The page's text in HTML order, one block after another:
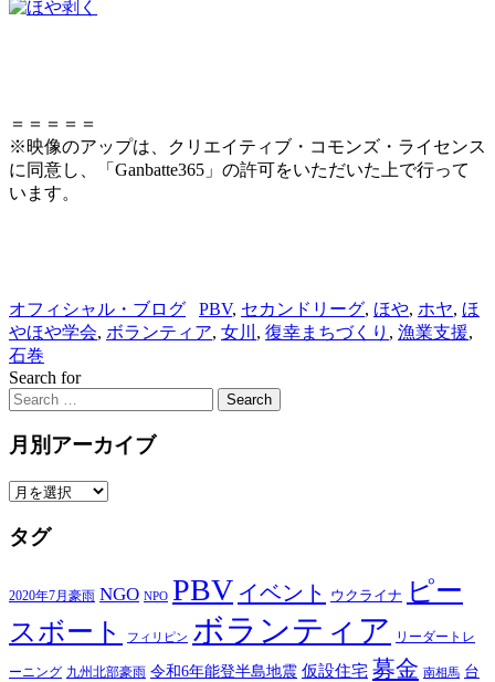
＝＝＝＝＝
※映像のアップは、クリエイティブ・コモンズ・ライセンス
に同意し、「Ganbatte365」の許可をいただいた上で行って
います。
オフィシャル・ブログ PBV, セカンドリーグ, ほや, ホヤ, ほ
やほや学会, ボランティア, 女川 , 復幸まちづくり , 漁業支援,
石巻
Search for
Search
月別アーカイブ
月
ア
イ
ブ
タグ
2020年7月豪雨 NGO NPO PBV イベント ウクライナ ピー
スボート
フィリピン ボランティア リーダートレ
ーニング 九州北部豪雨 令和6年能登半島地震 仮設住宅 募金 南相馬 台